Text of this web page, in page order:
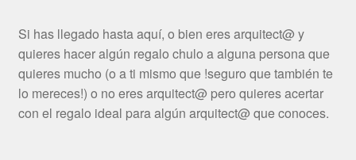
Si has llegado hasta aquí, o bien eres arquitect@ y
quieres hacer algún regalo chulo a alguna persona que
quieres mucho (o a ti mismo que !seguro que también te
lo mereces!) o no eres arquitect@ pero quieres acertar
con el regalo ideal para algún arquitect@ que conoces.